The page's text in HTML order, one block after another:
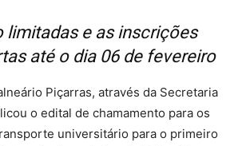
limitadas e as inscrições
até o dia 06 de fevereiro
Piçarras, através da Secretaria
o edital de chamamento para os
universitário para o primeiro